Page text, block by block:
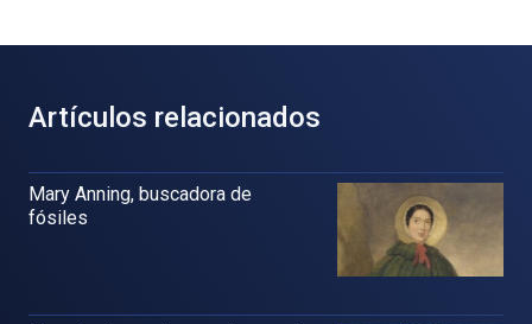
Artículos relacionados
Mary Anning, buscadora de
fósiles